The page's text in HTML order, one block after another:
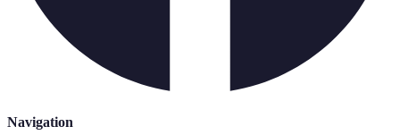
Navigation